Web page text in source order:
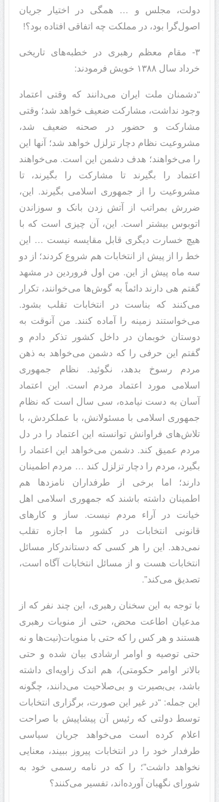
دولت، مجلس و … همگی در اختیار جریان
اصول‌گرا بود، در مملکت چه اتفاقی افتاده بود؟!
۳- مقام معظم رهبری در خطبه‌های تاریخی
خرداد سال ۱۳۸۸ خویش فرمودند:
“دشمنان ملت ایران می‌دانند که وقتی اعتماد
وجود نداشت، مشارکت ضعیف خواهد شد؛ وقتی
مشارکت و حضور در صحنه ضعیف شد،
مشروعیت نظام دچار تزلزل خواهد شد؛ آنها این
را می‌خواهند؛ هدف دشمن این است. می‌خواهند
اعتماد را بگیرند تا مشارکت را بگیرند، تا
مشروعیت را از جمهوری اسلامی بگیرند. این،
ضررش بمراتب از آتش زدن بانک و سوزاندن
اتوبوس بیشتر است. این، آن چیزی است که با
هیچ خسارت دیگری قابل مقایسه نیست … این
خط را از پیش از انتخابات هم شروع کردند؛ از دو
سه ماه پیش از این. من اول فروردین در مشهد
گفتم هی دارند دائماً به گوش‌ها می‌خوانند، تکرار
می‌کنند که بناست در انتخابات تقلب بشود.
می‌خواستند زمینه را آماده کنند. من آنوقت به
دوستان خوبمان در داخل کشور تذکر دادم و
گفتم این حرفی را که دشمن می‌خواهد به ذهن
مردم رسوخ بدهد، نگوئید. نظام جمهوری
اسلامی مورد اعتماد مردم است. این اعتماد
آسان به دست نیامده، سی سال است که نظام
جمهوری اسلامی با مسئولانش، با عملکردش، با
تلاش‌های فراوانش توانسته این اعتماد را در دل
مردم عمیق کند. دشمن می‌خواهد این اعتماد را
بگیرد، مردم را دچار تزلزل کند … مردم اطمینان
دارند؛ اما برخی از طرفداران نامزدها هم
اطمینان داشته باشند که جمهوری اسلامی اهل
خیانت در آراء مردم نیست. ساز و کارهای
قانونی انتخابات در کشور ما اجازه تقلب
نمی‌دهد. این را هر کسی که دست‏اندرکار مسائل
انتخابات هست و از مسائل انتخابات آگاه است،
تصدیق می‌کند”.
با توجه به این سخنان رهبری، این چند نفر که از
مدعیان اطاعت محض، حتی از منویات رهبری
هستند و هر کس را که حتی با منویات(نیت‌ها و نه
حتی توصیه و اوامر ارشادی بیان شده و حتی
بالاتر اوامر حکومتی)، هم اندک زاویه‌ای داشته
باشد، بی‌بصیرت و بی‌صلاحیت می‌دانند، چگونه
این جمله: “در غیر این صورت، برگزاری انتخابات
توسط دولتی که رئیس آن پیشاپیش با صراحت
اعلام کرده است می‌خواهد جریان سیاسی
طرفدار خود را در انتخابات پیروز ببیند، معنایی
نخواهد داشت”؛ را که در نامه رسمی خود به
شورای نگهبان آورده‌اند، تفسیر می‌کنند؟